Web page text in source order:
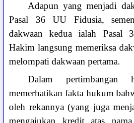
Adapun yang menjadi
Pasal 36 UU Fidusia,
dakwaan kedua ialah Pasal
Hakim langsung memeriksa
melompati dakwaan pertama.
Dalam pertimbangan
memerhatikan fakta hukum
oleh rekannya (yang juga
mengajukan kredit atas